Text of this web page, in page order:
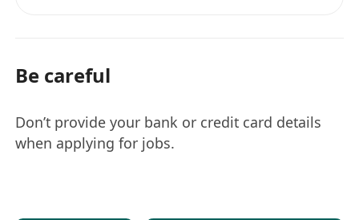
Be careful
Don’t provide your bank or credit card details
when applying for jobs.